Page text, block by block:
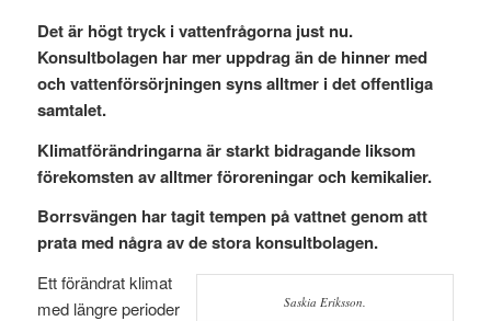
Det är högt tryck i vattenfrågorna just nu.
Konsultbolagen har mer uppdrag än de hinner med
och vattenförsörjningen syns alltmer i det offentliga
samtalet.
Klimatförändringarna är starkt bidragande liksom
förekomsten av alltmer föroreningar och kemikalier.
Borrsvängen har tagit tempen på vattnet genom att
prata med några av de stora konsultbolagen.
Saskia Eriksson.
Ett förändrat klimat
med längre perioder